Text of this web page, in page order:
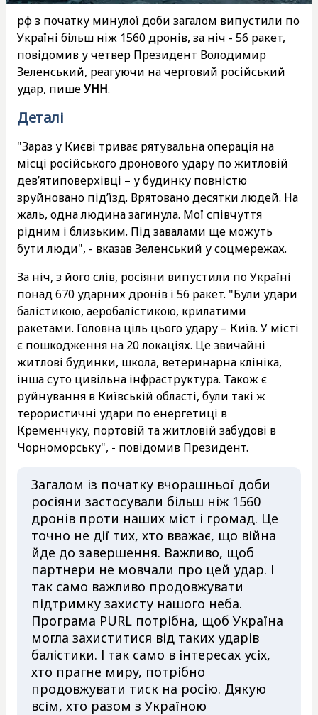
рф з початку минулої доби загалом випустили по
Україні більш ніж 1560 дронів, за ніч - 56 ракет,
повідомив у четвер Президент Володимир
Зеленський, реагуючи на черговий російський
удар, пишеУНН.
Деталі
"Зараз у Києві триває рятувальна операція на
місці російського дронового удару по житловій
девʼятиповерхівці – у будинку повністю
зруйновано підʼїзд. Врятовано десятки людей. На
жаль, одна людина загинула. Мої співчуття
рідним і близьким. Під завалами ще можуть
бути люди", - вказав Зеленський у соцмережах.
За ніч, з його слів, росіяни випустили по Україні
понад 670 ударних дронів і 56 ракет. "Були удари
балістикою, аеробалістикою, крилатими
ракетами. Головна ціль цього удару – Київ. У місті
є пошкодження на 20 локаціях. Це звичайні
житлові будинки, школа, ветеринарна клініка,
інша суто цивільна інфраструктура. Також є
руйнування в Київській області, були такі ж
терористичні удари по енергетиці в
Кременчуку, портовій та житловій забудові в
Чорноморську", - повідомив Президент.
Загалом із початку вчорашньої доби
росіяни застосували більш ніж 1560
дронів проти наших міст і громад. Це
точно не дії тих, хто вважає, що війна
йде до завершення. Важливо, щоб
партнери не мовчали про цей удар. І
так само важливо продовжувати
підтримку захисту нашого неба.
Програма PURL потрібна, щоб Україна
могла захиститися від таких ударів
балістики. І так само в інтересах усіх,
хто прагне миру, потрібно
продовжувати тиск на росію. Дякую
всім, хто разом з Україною